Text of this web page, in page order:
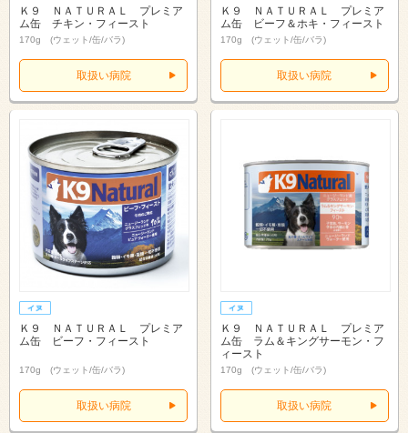
Ｋ９ ＮＡＴＵＲＡＬ プレミア
ム缶 チキン・フィースト
170g (ウェット/缶/バラ)
取扱い病院
Ｋ９ ＮＡＴＵＲＡＬ プレミア
ム缶 ビーフ＆ホキ・フィースト
170g (ウェット/缶/バラ)
取扱い病院
Ｋ９ ＮＡＴＵＲＡＬ プレミア
ム缶 ビーフ・フィースト
170g (ウェット/缶/バラ)
取扱い病院
Ｋ９ ＮＡＴＵＲＡＬ プレミア
ム缶 ラム＆キングサーモン・フ
ィースト
170g (ウェット/缶/バラ)
取扱い病院